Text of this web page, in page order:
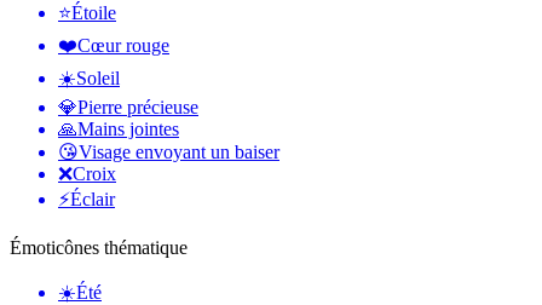
⭐Étoile
❤️Cœur rouge
☀️Soleil
💎Pierre précieuse
🙏Mains jointes
😘Visage envoyant un baiser
❌Croix
⚡Éclair
Émoticônes thématique
☀️Été